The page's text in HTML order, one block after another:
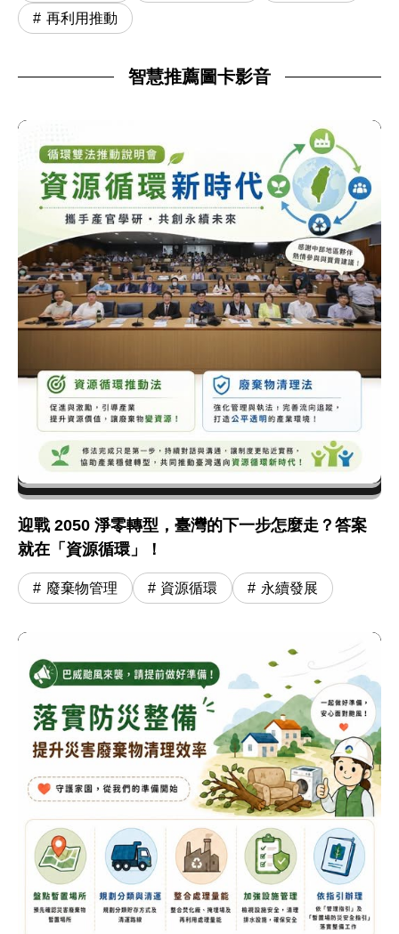
再利用推動
智慧推薦圖卡影音
迎戰 2050 淨零轉型，臺灣的下一步怎麼走？答案
就在「資源循環」！
廢棄物管理 資源循環 永續發展